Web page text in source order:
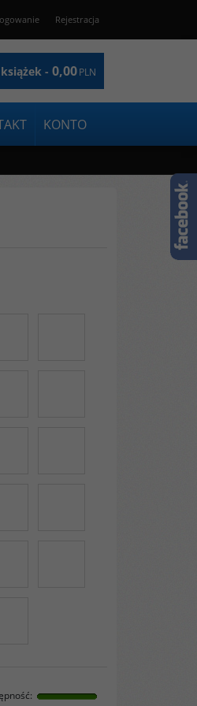
Rejestracja
książek - 0,00PLN
KONTO
: